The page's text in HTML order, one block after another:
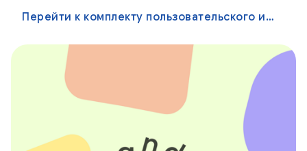
Перейти к комплекту пользовательского интерфейса Android